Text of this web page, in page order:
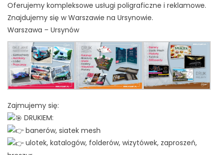
Oferujemy kompleksowe usługi poligraficzne i reklamowe.
Znajdujemy się w Warszawie na Ursynowie.
Warszawa – Ursynów
Zajmujemy się:
DRUKIEM:
banerów, siatek mesh
ulotek, katalogów, folderów, wizytówek, zaproszeń,